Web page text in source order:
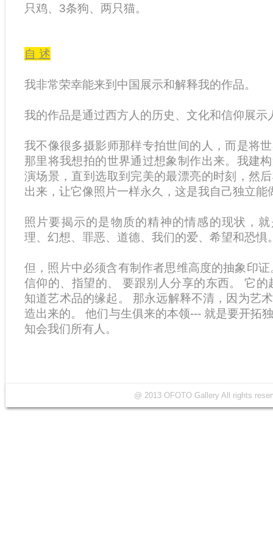
只鸡、3条狗、两只猫。
自 述
我非常荣幸能来到中国展示和解释我的作品。
我的作品是通过西方人的历史、文化和信仰展示
我不像很多摄影师那样专拍世间的人，而是将
那里将我想拍的世界通过想象制作出来。我建
演场景，直到选取到完美的最漂亮的时刻，然
出来，让它像照片一样永久，这是我自己独立能
照片要揭示的是物质的精神的情感的现状，就
理、幻想、罪恶、道德、我们的爱、希望和恐惧
但，照片中必须含有制作者思维高度的抽象印
信仰的、指望的、 要跟别人分享的东西。 它
知道艺术品的缘起。 那永远解释不清，因为艺
造出来的。 他们与生俱来的本领--- 就是要开拓
知会我们所有人。
@ 2013 OFOTO Gallery All rights